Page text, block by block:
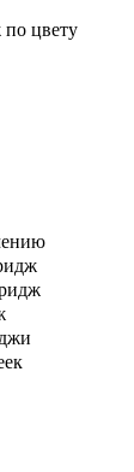
цвету